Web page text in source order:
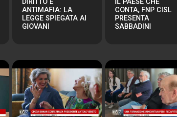
ANTIMAFIA: LA
LEGGE SPIEGATA AI
GIOVANI
CONTA, FNP CISL
PRESENTA
SABBADINI